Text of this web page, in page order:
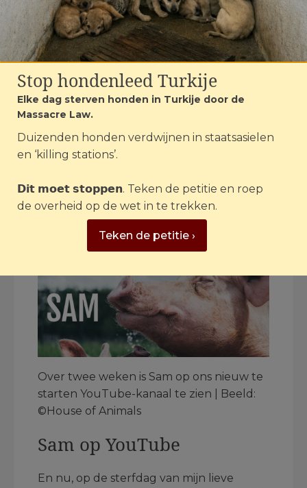
Loretta Schrijver op de première van SAM
| Foto: ©House of Animals
Een paar dagen na haar overlijden belde
Peter van der Vorst om te vragen of RTL
de film mochtuitzendenals eerbetoon
aan Loretta. Ik kon het bijna niet geloven.
Wat zou ze ongelofelijk trots en blij zijn
geweest. Daarna zou de film nog een jaar
werden ook overal in Nederland
voorstellingen in bioscopen en filmhuizen
georganiseerd. Iedereen die daaraan
heeft bijgedragen ook heel veel dank!!!!
Over twee weken is Sam op ons nieuw te
starten YouTube-kanaal te zien | Beeld:
©House of Animals
Sam op YouTube
En nu, op de sterfdag van mijn lieve
Stop hondenleed Turkije
Elke dag sterven honden in Turkije door de
Massacre Law.
Duizenden honden verdwijnen in staatsasielen
en ‘killing stations’.
𝗗𝗶𝘁 𝗺𝗼𝗲𝘁 𝘀𝘁𝗼𝗽𝗽𝗲𝗻. Teken de petitie en roep
de overheid op de wet in te trekken.
Teken de petitie ›